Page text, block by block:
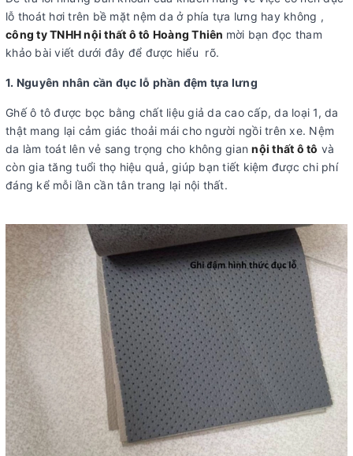
lỗ thoát hơi trên bề mặt nệm da ở phía tựa lưng hay không ,
công ty TNHH nội thất ô tô Hoàng Thiên mời bạn đọc tham
khảo bài viết dưới đây để được hiểu rõ.
1. Nguyên nhân cần đục lỗ phần đệm tựa lưng
Ghế ô tô được bọc bằng chất liệu giả da cao cấp, da loại 1, da
thật mang lại cảm giác thoải mái cho người ngồi trên xe. Nệm
da làm toát lên vẻ sang trọng cho không giannội thất ô tô và
còn gia tăng tuổi thọ hiệu quả, giúp bạn tiết kiệm được chi phí
đáng kể mỗi lần cần tân trang lại nội thất.